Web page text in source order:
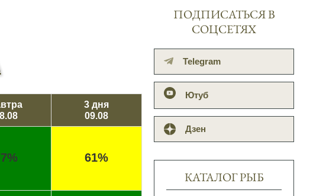
3 дня
09.08
61%
ПОДПИСАТЬСЯ В
СОЦСЕТЯХ
Telegram
Ютуб
Дзен
КАТАЛОГ РЫБ